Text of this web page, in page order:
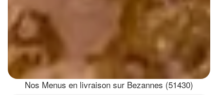
Nos Menus en livraison sur Bezannes (51430)